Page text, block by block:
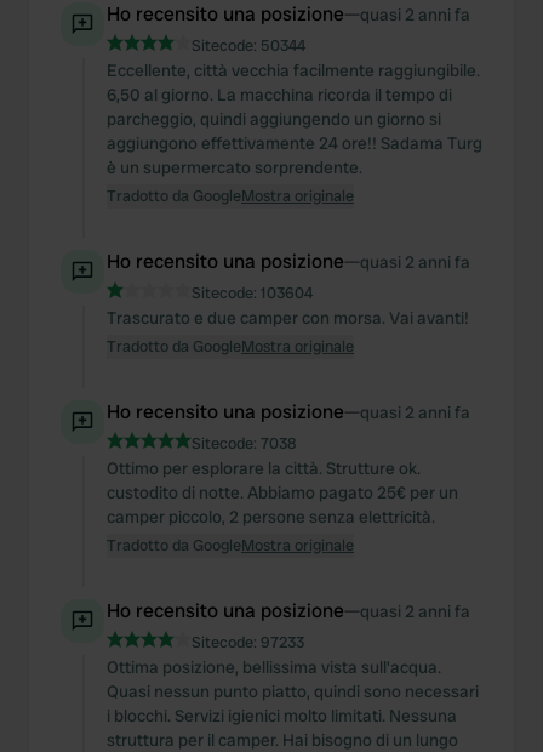
Ho recensito una posizione—quasi 2 anni fa
Sitecode: 50344
Eccellente, città vecchia facilmente raggiungibile.
6,50 al giorno. La macchina ricorda il tempo di
parcheggio, quindi aggiungendo un giorno si
aggiungono effettivamente 24 ore!! Sadama Turg
è un supermercato sorprendente.
Tradotto da GoogleMostra originale
Ho recensito una posizione—quasi 2 anni fa
Sitecode: 103604
Trascurato e due camper con morsa. Vai avanti!
Tradotto da GoogleMostra originale
Ho recensito una posizione—quasi 2 anni fa
Sitecode: 7038
Ottimo per esplorare la città. Strutture ok.
custodito di notte. Abbiamo pagato 25€ per un
camper piccolo, 2 persone senza elettricità.
Tradotto da GoogleMostra originale
Ho recensito una posizione—quasi 2 anni fa
Sitecode: 97233
Ottima posizione, bellissima vista sull'acqua.
Quasi nessun punto piatto, quindi sono necessari
i blocchi. Servizi igienici molto limitati. Nessuna
struttura per il camper. Hai bisogno di un lungo